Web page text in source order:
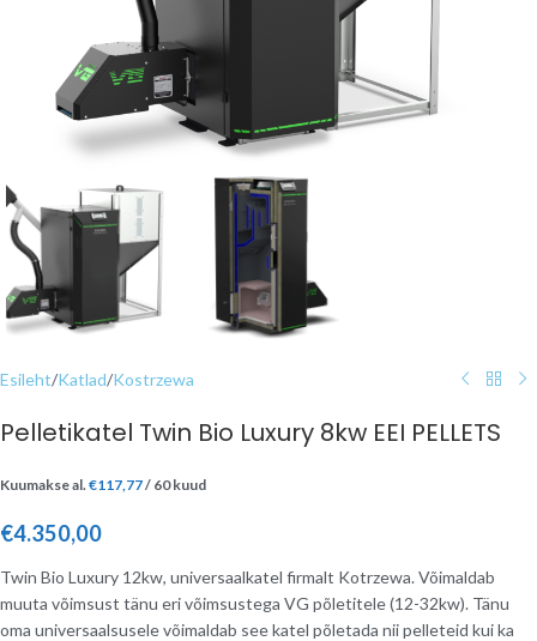
Esileht/Katlad/Kostrzewa
Pelletikatel Twin Bio Luxury 8kw EEI PELLETS
Kuumakse al. €117,77/ 60 kuud
€4.350,00
Twin Bio Luxury 12kw, universaalkatel firmalt Kotrzewa. Võimaldab
muuta võimsust tänu eri võimsustega VG põletitele (12­-32kw). Tänu
oma universaalsusele võimaldab see katel põletada nii pelleteid kui ka